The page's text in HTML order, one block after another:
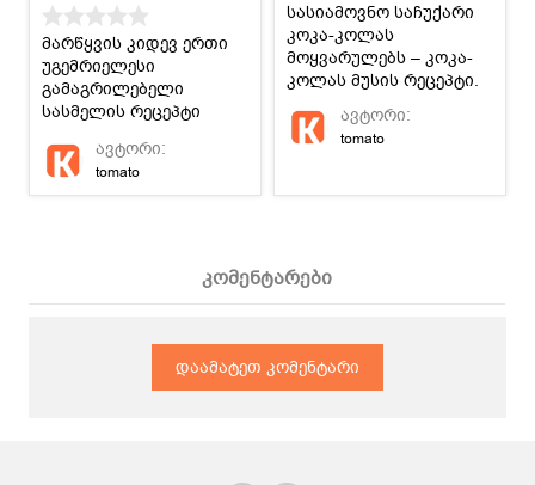
მარწყვის კიდევ ერთი
უგემრიელესი
გამაგრილებელი
სასმელის რეცეპტი
ავტორი:
tomato
სასიამოვნო საჩუქარი
კოკა-კოლას
მოყვარულებს – კოკა-
კოლას მუსის რეცეპტი.
ავტორი:
tomato
კომენტარები
დაამატეთ კომენტარი